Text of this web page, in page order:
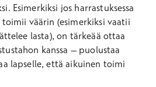
Esimerkiksi jos harrastuksessa
väärin (esimerkiksi vaatii
lasta), on tärkeää ottaa
kanssa – puolustaa
lapselle, että aikuinen toimi